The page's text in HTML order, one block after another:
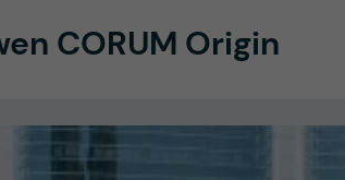
CORUM Origin